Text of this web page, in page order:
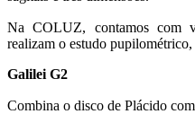
Na COLUZ, contamos com
realizam o estudo pupilométrico,
Galilei G2
Combina o disco de Plácido